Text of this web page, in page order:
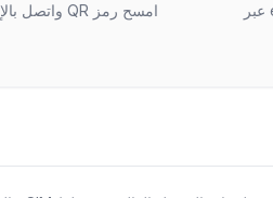
احصل على رمز QR لـ eSIM عبر
امسح رمز QR واتصل بالإنترنت